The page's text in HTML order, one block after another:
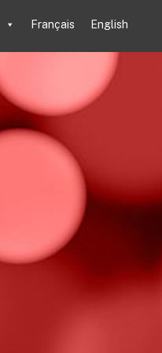
Français English